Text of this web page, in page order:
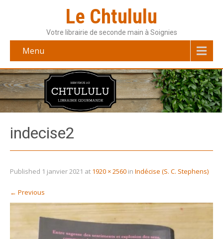
Le Chtululu
Votre librairie de seconde main à Soignies
Menu
indecise2
Published 1 janvier 2021 at 1920 × 2560 in Indécise (S. C. Stephens)
← Previous